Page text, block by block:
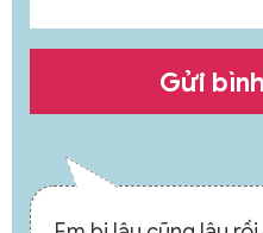
Gửi